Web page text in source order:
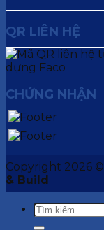
QR LIÊN HỆ
CHỨNG NHẬN
Copyright 2026 ©
& Build